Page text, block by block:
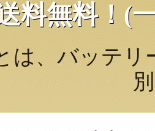
料無料！(
、バッテリ